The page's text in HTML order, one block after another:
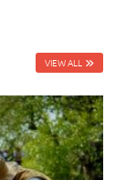
VIEW ALL